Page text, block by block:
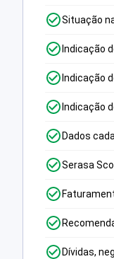
Situação
Indicação
Indicação
Indicação
Dados
Serasa
Dívidas,